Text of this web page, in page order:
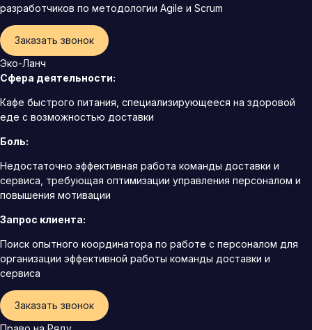
разработчиков по методологии Agile и Scrum
Заказать звонок
Эко-Ланч
Сфера деятельности:
Кафе быстрого питания, специализирующееся на здоровой
еде с возможностью доставки
Боль:
Недостаточно эффективная работа команды доставки и
сервиса, требующая оптимизации управления персоналом и
повышения мотивации
Запрос клиента:
Поиск опытного координатора по работе с персоналом для
организации эффективной работы команды доставки и
сервиса
Заказать звонок